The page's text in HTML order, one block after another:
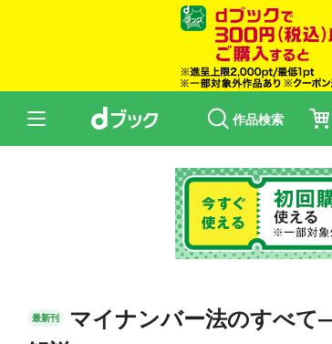
作品検索
最新刊
マイナンバー法のすべて